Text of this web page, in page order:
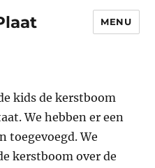
MENU
kids de kerstboom
We hebben er een
toegevoegd. We
kerstboom over de